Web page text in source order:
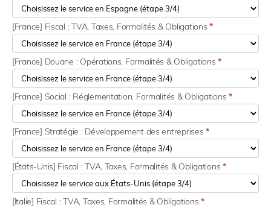
[France] Fiscal : TVA, Taxes, Formalités & Obligations*
[France] Douane : Opérations, Formalités & Obligations*
[France] Social : Réglementation, Formalités & Obligations*
[France] Stratégie : Développement des entreprises*
[États-Unis] Fiscal : TVA, Taxes, Formalités & Obligations*
[Italie] Fiscal : TVA, Taxes, Formalités & Obligations*